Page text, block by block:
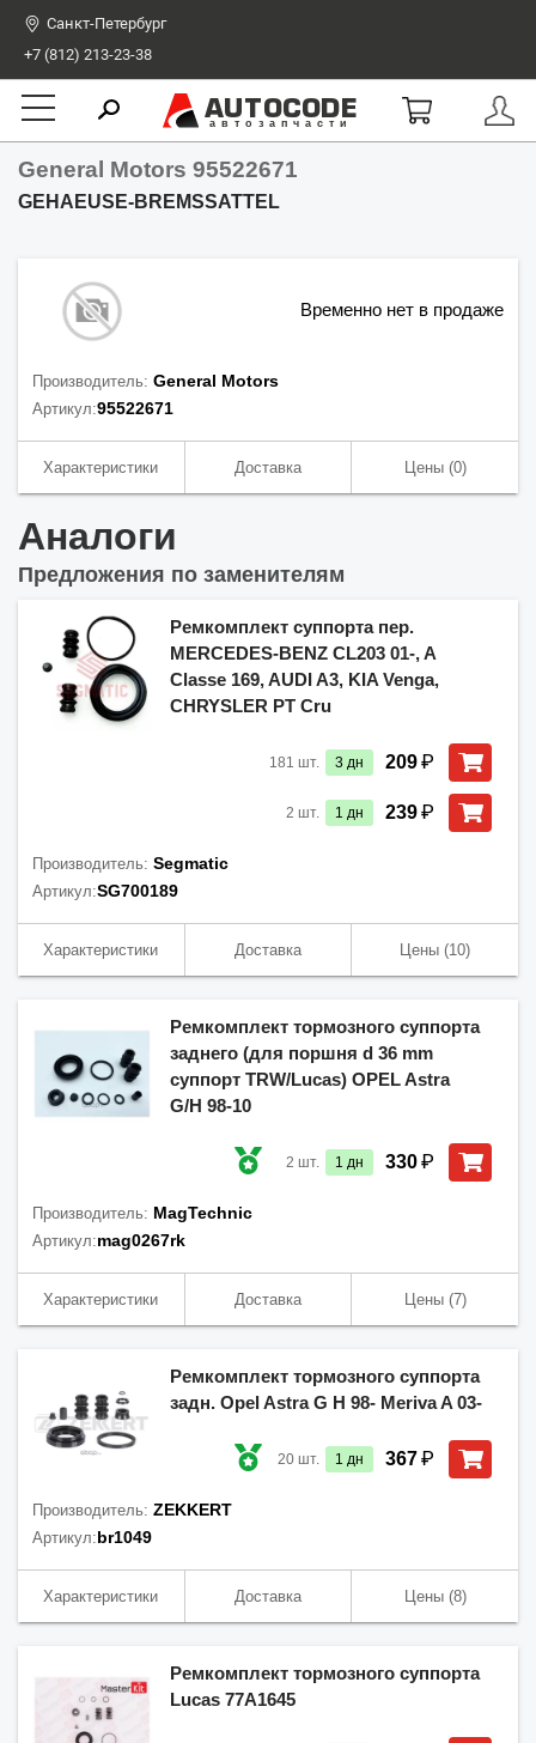
Санкт-Петербург
+7 (812) 213-23-38
AUTOCODE
автозапчасти
General Motors 95522671
GEHAEUSE-BREMSSATTEL
Временно нет в продаже
Производитель: General Motors
Артикул:95522671
Характеристики Доставка Цены(0)
Аналоги
Предложения по заменителям
Ремкомплект суппорта пер.
MERCEDES-BENZ CL203 01-, A
Classe 169, AUDI A3, KIA Venga,
CHRYSLER PT Cru
181 шт. 3 дн 209₽
2 шт. 1 дн 239₽
Производитель: Segmatic
Артикул:SG700189
Характеристики Доставка Цены (10)
Ремкомплект тормозного суппорта
заднего (для поршня d 36 mm
суппорт TRW/Lucas) OPEL Astra
G/H 98-10
2 шт. 1 дн 330₽
Производитель: MagTechnic
Артикул:mag0267rk
Характеристики Доставка Цены(7)
Ремкомплект тормозного суппорта
задн. Opel Astra G H 98- Meriva A 03-
20 шт. 1 дн 367₽
Производитель: ZEKKERT
Артикул:br1049
Характеристики Доставка Цены(8)
Ремкомплект тормозного суппорта
Lucas 77A1645